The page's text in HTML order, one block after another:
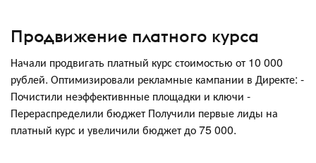
Продвижение платного курса
Начали продвигать платный курс стоимостью от 10 000
рублей. Оптимизировали рекламные кампании в Директе: -
Почистили неэффективнные площадки и ключи -
Перераспределили бюджет Получили первые лиды на
платный курс и увеличили бюджет до 75 000.